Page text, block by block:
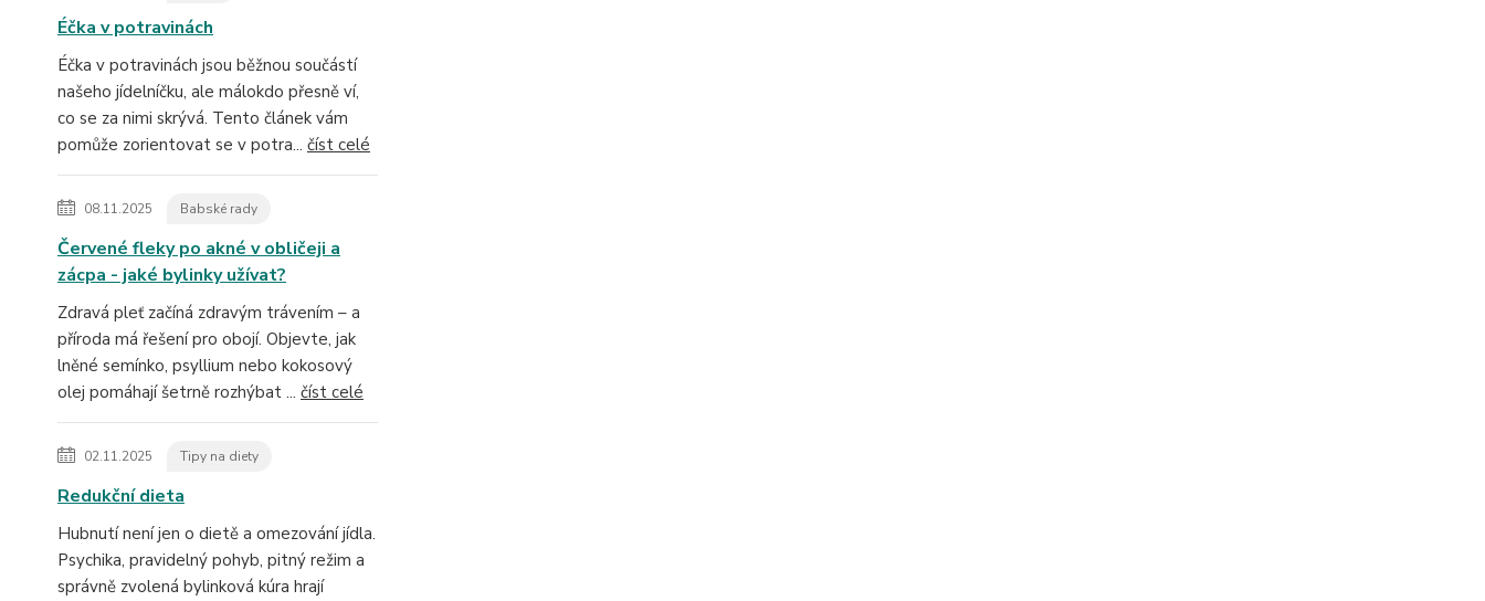
Éčka v potravinách
Éčka v potravinách jsou běžnou součástí
našeho jídelníčku, ale málokdo přesně ví,
co se za nimi skrývá. Tento článek vám
pomůže zorientovat se v potra... číst celé
08.11.2025 Babské rady
Červené fleky po akné v obličeji a
zácpa - jaké bylinky užívat?
Zdravá pleť začíná zdravým trávením – a
příroda má řešení pro obojí. Objevte, jak
lněné semínko, psyllium nebo kokosový
olej pomáhají šetrně rozhýbat ... číst celé
02.11.2025 Tipy na diety
Redukční dieta
Hubnutí není jen o dietě a omezování jídla.
Psychika, pravidelný pohyb, pitný režim a
správně zvolená bylinková kúra hrají